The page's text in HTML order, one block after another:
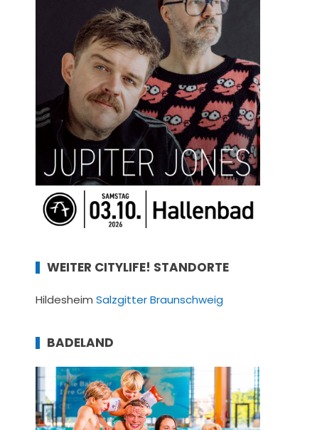
WEITER CITYLIFE! STANDORTE
Hildesheim SalzgitterBraunschweig
BADELAND